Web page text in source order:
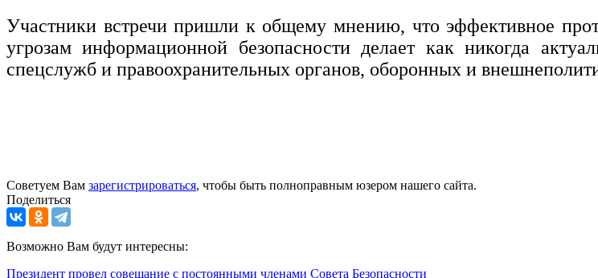
Участники встречи пришли к общему мнению, что эффективное
угрозам информационной безопасности делает как никогда
спецслужб и правоохранительных органов, оборонных и
Советуем Вам зарегистрироваться, чтобы быть полноправным юзером нашего сайта.
Поделиться
Возможно Вам будут интересны:
Президент провел совещание с постоянными членами Совета Безопасности